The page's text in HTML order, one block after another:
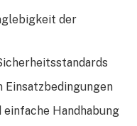
der
Handhabung